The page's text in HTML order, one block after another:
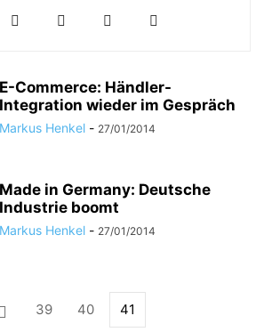
E-Commerce: Händler-
Integration wieder im Gespräch
Markus Henkel - 27/01/2014
Made in Germany: Deutsche
Industrie boomt
Markus Henkel - 27/01/2014
39 40 41